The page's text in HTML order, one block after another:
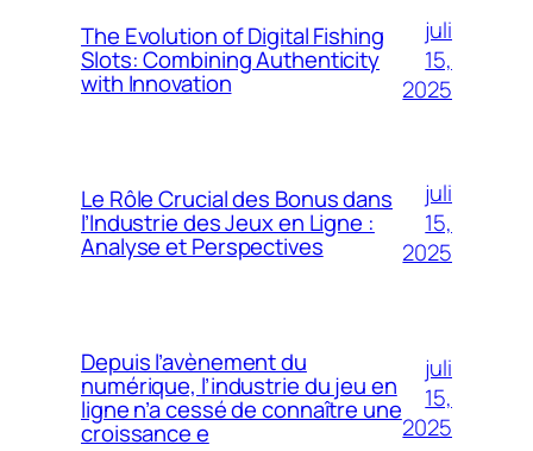
The Evolution of Digital Fishing
Slots: Combining Authenticity
with Innovation
juli
15,
2025
Le Rôle Crucial des Bonus dans
l’Industrie des Jeux en Ligne :
Analyse et Perspectives
juli
15,
2025
Depuis l’avènement du
numérique, l’industrie du jeu en
ligne n’a cessé de connaître une
croissance e
juli
15,
2025